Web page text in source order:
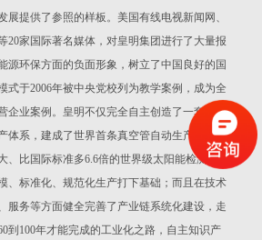
展提供了参照的样板。美国有线电视新闻网、
20家国际著名媒体，对皇明集团进行了大量报
源环保方面的负面形象，树立了中国良好的国
式于2006年被中央党校列为教学案例，成为全
企业案例。皇明不仅完全自主创造了一套完整
体系，建成了世界首条真空管自动生产线、建
、比国际标准多6.6倍的世界级太阳能检测中
、标准化、规范化生产打下基础；而且在技术
服务等方面健全完善了产业链系统化建设，走
到100年才能完成的工业化之路，自主知识产